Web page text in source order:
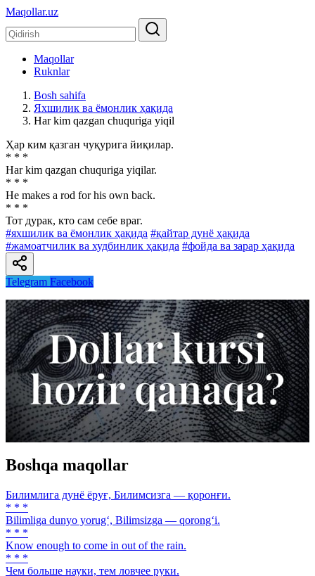
Maqollar.uz
Maqollar
Ruknlar
Bosh sahifa
Яхшилик ва ёмонлик ҳақида
Har kim qazgan chuquriga yiqil
Ҳар ким қазган чуқурига йиқилар.
* * *
Har kim qazgan chuquriga yiqilar.
* * *
He makes a rod for his own back.
* * *
Тот дурак, кто сам себе враг.
#яхшилик ва ёмонлик ҳақида #қайтар дунё ҳақида
#жамоатчилик ва худбинлик ҳақида #фойда ва зарар ҳақида
Telegram Facebook
Boshqa maqollar
Билимлига дунё ёруғ, Билимсизга — қоронғи.
* * *
Bilimliga dunyo yorug‘, Bilimsizga — qorong‘i.
* * *
Know enough to come in out of the rain.
* * *
Чем больше науки, тем ловчее руки.